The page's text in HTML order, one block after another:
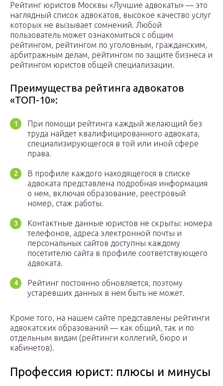
Рейтинг юристов Москвы «Лучшие адвокаты» — это
наглядный список адвокатов, высокое качество услуг
которых не вызывает сомнений. Любой
пользователь может ознакомиться с общим
рейтингом, рейтингом по уголовным, гражданским,
арбитражным делам, рейтингом по защите бизнеса и
рейтингом юристов общей специализации.
Преимущества рейтинга адвокатов
«ТОП-10»:
При помощи рейтинга каждый желающий без
труда найдет квалифицированного адвоката,
специализирующегося в той или иной сфере
права.
В профиле каждого находящегося в списке
адвоката представлена подробная информация
о нем, включая образование, реестровый
номер, стаж работы.
Контактные данные юристов не скрыты: номера
телефонов, адреса электронной почты и
персональных сайтов доступны каждому
посетителю сайта в профиле соответствующего
адвоката.
Рейтинг постоянно обновляется, поэтому
устаревших данных в нем быть не может.
Кроме того, на нашем сайте представлены рейтинги
адвокатских образований — как общий, так и по
отдельным видам (рейтинги коллегий, бюро и
кабинетов).
Профессия юрист: плюсы и минусы